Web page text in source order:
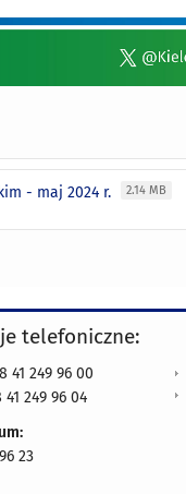
- maj 2024 r. 2.14 MB
telefoniczne:
41 249 96 00
41 249 96 04
23